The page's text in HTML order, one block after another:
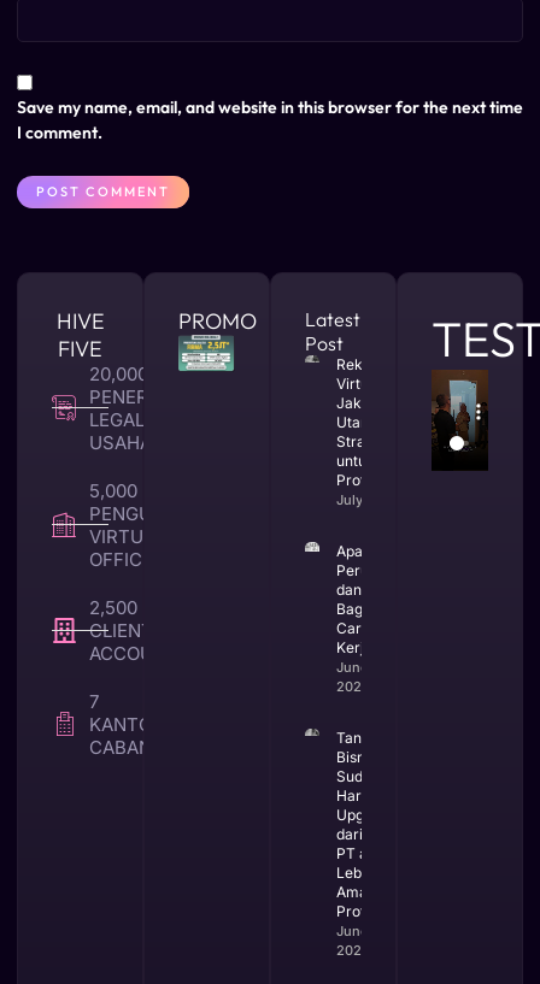
Save my name, email, and website in this browser for the next time
I comment.
HIVE
FIVE
20,000 +
PENERBITAN
LEGALITAS
USAHA
5,000 +
PENGUNA
VIRTUAL
OFFICE
2,500 +
CLIENT TAX &
ACCOUNTING
7
KANTOR
CABANG
PROMO
Latest
Post
Rekomendasi
Virtual Office
Jakarta
Utara yang
Strategis
untuk Bisnis
Profesional
July 23, 2026
Apa Itu CV
Perusahaan
dan
Bagaimana
Cara
Kerjanya
June 25,
2026
Tanda
Bisnis
Sudah
Harus
Upgrade
dari CV ke
PT agar
Lebih
Aman dan
Profesional
June 23,
2026